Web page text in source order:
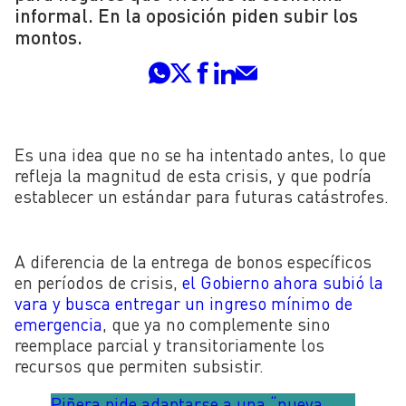
informal. En la oposición piden subir los
montos.
Es una idea que no se ha intentado antes, lo que
refleja la magnitud de esta crisis, y que podría
establecer un estándar para futuras catástrofes.
A diferencia de la entrega de bonos específicos
en períodos de crisis, el Gobierno ahora subió la
vara y busca entregar un ingreso mínimo de
emergencia, que ya no complemente sino
reemplace parcial y transitoriamente los
recursos que permiten subsistir.